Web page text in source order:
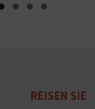
REISEN SIE